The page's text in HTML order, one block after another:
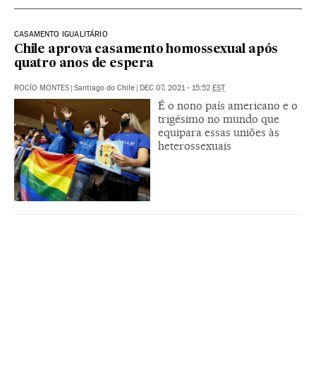
CASAMENTO IGUALITÁRIO
Chile aprova casamento homossexual após
quatro anos de espera
ROCÍO MONTES Santiago do Chile DEC 07, 2021 - 15:52 EST
É o nono país americano e o
trigésimo no mundo que
equipara essas uniões às
heterossexuais